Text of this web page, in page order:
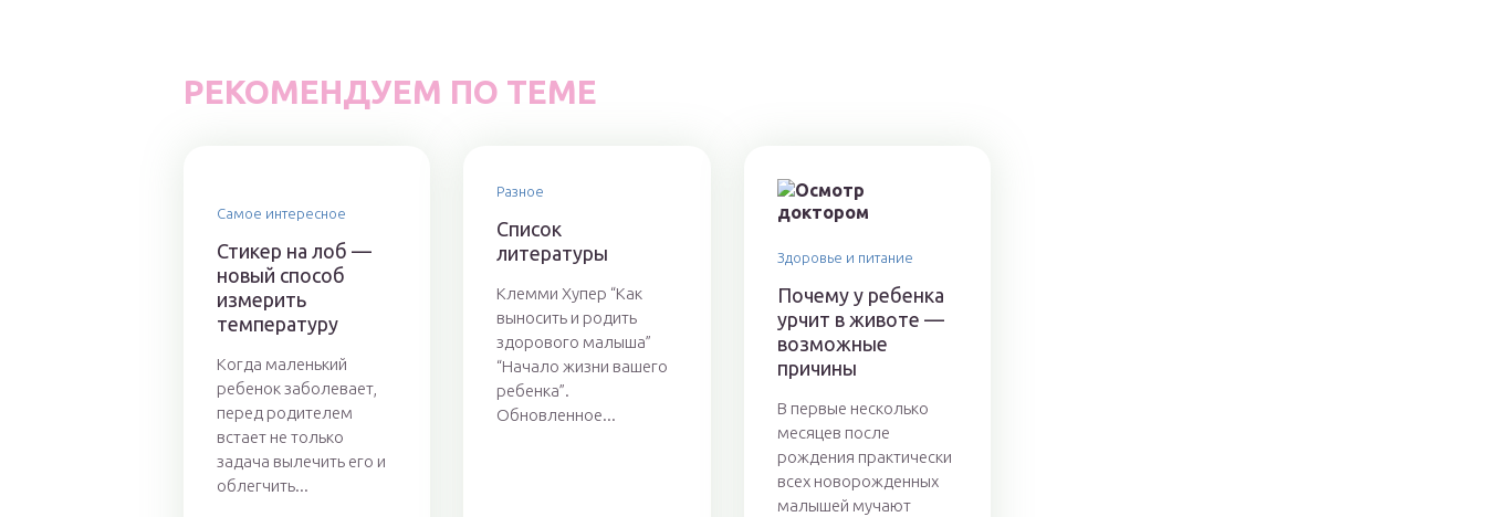
РЕКОМЕНДУЕМ ПО ТЕМЕ
Самое интересное
Стикер на лоб —
новый способ
измерить
температуру
Когда маленький
ребенок заболевает,
перед родителем
встает не только
задача вылечить его и
облегчить...
Разное
Список
литературы
Клемми Хупер “Как
выносить и родить
здорового малыша”
“Начало жизни вашего
ребенка”.
Обновленное...
Здоровье и питание
Почему у ребенка
урчит в животе —
возможные
причины
В первые несколько
месяцев после
рождения практически
всех новорожденных
малышей мучают